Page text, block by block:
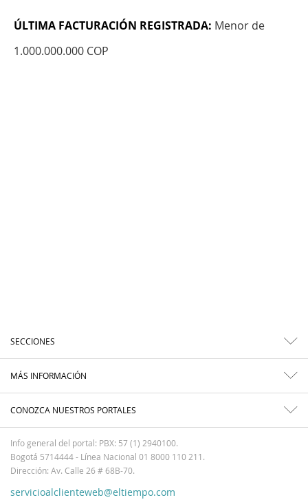
ÚLTIMA FACTURACIÓN REGISTRADA: Menor de
1.000.000.000 COP
SECCIONES
MÁS INFORMACIÓN
CONOZCA NUESTROS PORTALES
Info general del portal: PBX: 57 (1) 2940100.
Bogotá 5714444 - Línea Nacional 01 8000 110 211.
Dirección: Av. Calle 26 # 68B-70.
servicioalclienteweb@eltiempo.com